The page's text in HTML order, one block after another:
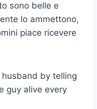
sono belle e
lo ammettono,
piace ricevere
husband by telling
guy alive every